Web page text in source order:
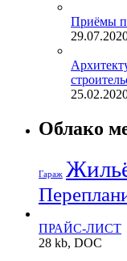
Приёмы
Облако
Гараж
ПРАЙС-ЛИСТ
28 kb, DOC